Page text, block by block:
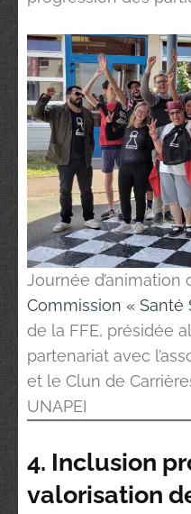
Journée d’animation
Commission « Santé
de la FFE, présidée
partenariat avec
et le Clun de
UNAPEI
4. Inclusion
valorisation